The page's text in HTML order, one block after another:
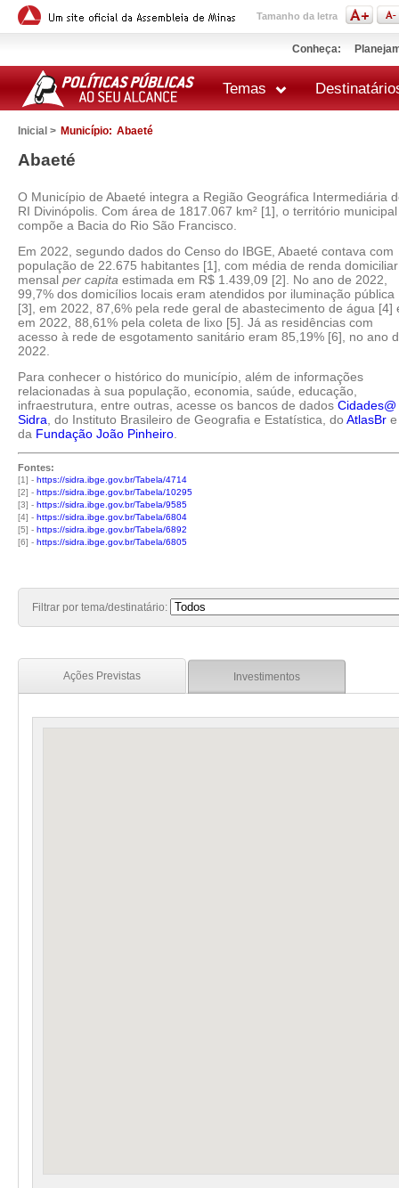
Tamanho da letra
Conheça:
Temas
Inicial > Município: Abaeté
Abaeté
O Município de Abaeté integra a Região Geográfica Intermediária
RI Divinópolis. Com área de 1817.067 km² [1], o território municipal
compõe a Bacia do Rio São Francisco.
Em 2022, segundo dados do Censo do IBGE, Abaeté contava com
população de 22.675 habitantes [1], com média de renda domiciliar
mensal per capita estimada em R$ 1.439,09 [2]. No ano de 2022,
99,7% dos domicílios locais eram atendidos por iluminação pública
[3], em 2022, 87,6% pela rede geral de abastecimento de água [4]
em 2022, 88,61% pela coleta de lixo [5]. Já as residências com
acesso à rede de esgotamento sanitário eram 85,19% [6], no ano
2022.
Para conhecer o histórico do município, além de informações
relacionadas à sua população, economia, saúde, educação,
infraestrutura, entre outras, acesse os bancos de dados Cidades@
Sidra , do Instituto Brasileiro de Geografia e Estatística, doAtlasBr e
da Fundação João Pinheiro
Fontes:
[1] - https://sidra.ibge.gov.br/Tabela/4714
[2] - https://sidra.ibge.gov.br/Tabela/10295
[3] - https://sidra.ibge.gov.br/Tabela/9585
[4] - https://sidra.ibge.gov.br/Tabela/6804
[5] - https://sidra.ibge.gov.br/Tabela/6892
[6] - https://sidra.ibge.gov.br/Tabela/6805
Filtrar por tema/destinatário:
Ações Previstas Investimentos